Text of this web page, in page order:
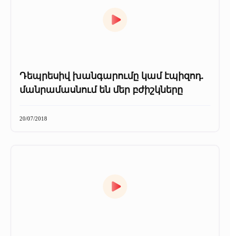
Դեպրեսիվ խանգարումը կամ էպիզոդ.
մանրամասնում են մեր բժիշկները
20/07/2018